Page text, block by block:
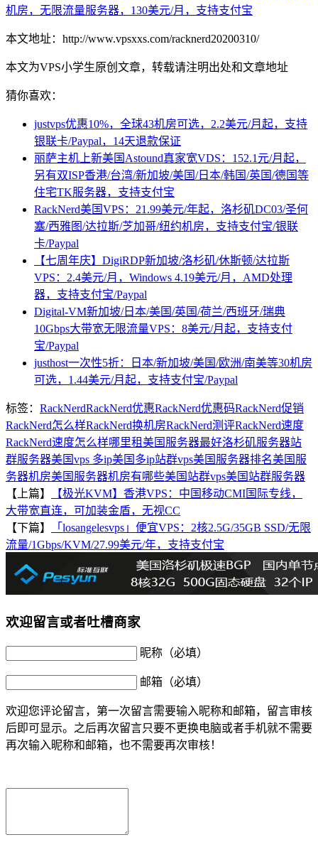
机房，无限流量服务器，130美元/月，支持支付宝
本文地址：http://www.vpsxxs.com/racknerd20200310/
本文为VPS小学生原创文章，转载请注明出处和文章地址
猜你喜欢：
justvps优惠10%，全球43机房可选，2.2美元/月起，支持
银联卡/Paypal，14天退款保证
丽萨主机上新美国Astound真家宽VDS：152.1元/月起，
另有双ISP香港/台湾/新加坡/美国/日本/韩国/英国/德国等
住宅TK服务器，支持支付宝
RackNerd美国VPS：21.99美元/年起，洛杉矶DC03/圣何
塞/西雅图/达拉斯/芝加哥/纽约机房，支持支付宝/银联
卡/Paypal
【七周年庆】DigiRDP新加坡/洛杉矶/休斯顿/达拉斯
VPS：2.4美元/月，Windows 4.19美元/月，AMD处理
器，支持支付宝/Paypal
Digital-VM新加坡/日本/美国/英国/荷兰/西班牙/瑞典
10Gbps大带宽无限流量VPS：8美元/月起，支持支付
宝/Paypal
justhost一次性5折：日本/新加坡/美国/欧洲/南美等30机房
可选，1.44美元/月起，支持支付宝/Paypal
标签： RackNerdRackNerd优惠RackNerd优惠码RackNerd促销
RackNerd怎么样RackNerd换机房RackNerd测评RackNerd速度
RackNerd速度怎么样哪里租美国服务器最好洛杉矶服务器站
群服务器美国vps 多ip美国多ip站群vps美国服务器排名美国服
务器机房美国服务器机房有哪些美国站群vps美国站群服务器
【上篇】
【极光KVM】香港VPS：中国移动CMI国际专线，
大带宽直连，可加装金盾，无视CC
【下篇】
「losangelesvps」便宜VPS：2核2.5G/35GB SSD/无限
流量/1Gbps/KVM/27.99美元/年，支持支付宝
欢迎留言或者吐槽商家
昵称（必填）
邮箱（必填）
欢迎您评论留言，第一次留言需要输入昵称和邮箱，留言审核
后即可显示。之后再次留言只要不更换电脑或者手机就不需要
再次输入昵称和邮箱，也不需要再次审核！